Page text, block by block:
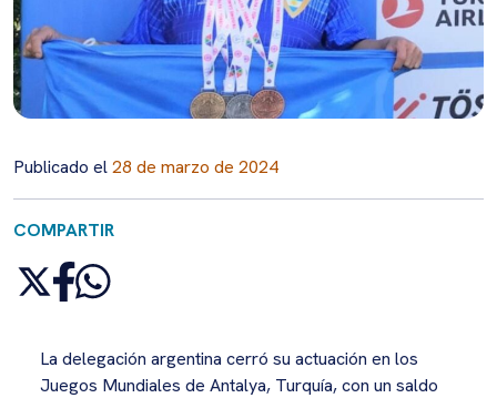
Publicado el28 de marzo de 2024
COMPARTIR
La delegación argentina cerró su actuación en los
Juegos Mundiales de Antalya, Turquía, con un saldo